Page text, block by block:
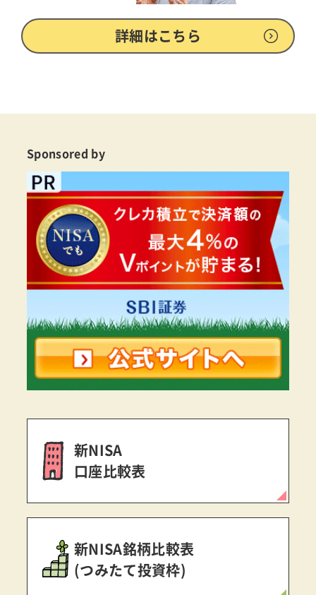
詳細はこちら
Sponsored by
新NISA
口座比較表
新NISA銘柄比較表
(つみたて投資枠)